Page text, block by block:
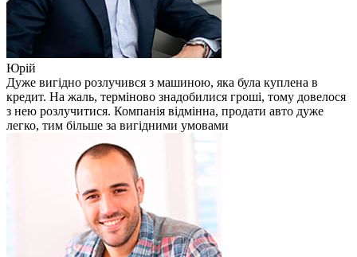
Юрій
Дуже вигідно розлучився з машиною, яка була куплена в
кредит. На жаль, терміново знадобилися гроші, тому довелося
з нею розлучитися. Компанія відмінна, продати авто дуже
легко, тим більше за вигідними умовами